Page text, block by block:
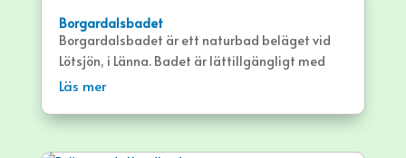
Borgardalsbadet
Borgardalsbadet är ett naturbad beläget vid
Lötsjön, i Länna. Badet är lättillgängligt med
bland annat sandstrand och stora gräsytor.
Läs mer